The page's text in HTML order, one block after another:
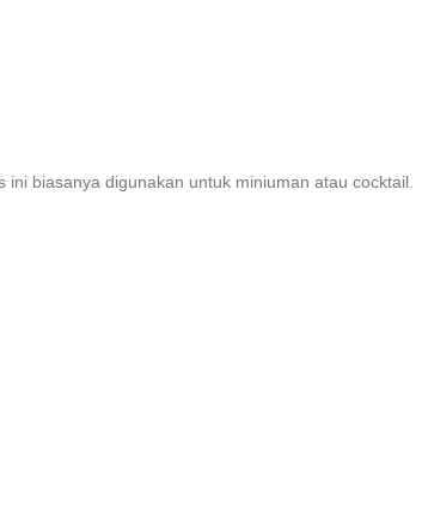
biasanya digunakan untuk miniuman atau cocktail.